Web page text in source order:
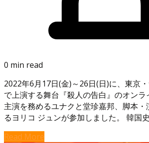
0 min read
2022年6月17日(金)～26日(日)に、東京
で上演する舞台『殺人の告白』のオンラ
主演を務めるユナクと堂珍嘉邦、脚本
るヨリコ ジュンが参加しました。 韓国
Read More